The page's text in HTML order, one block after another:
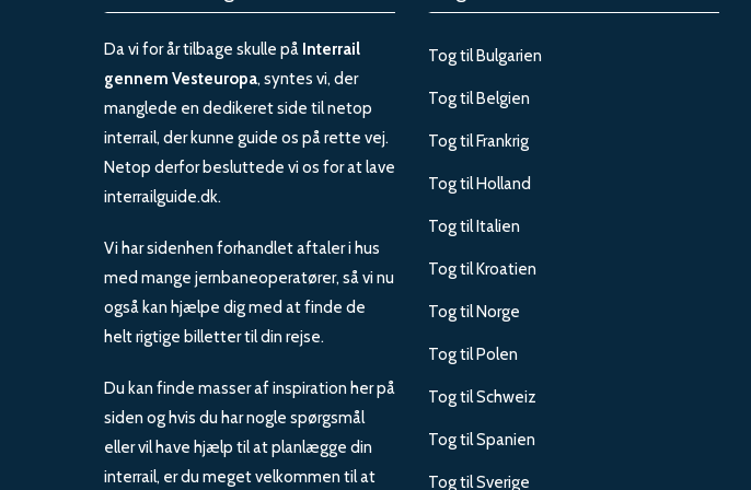
Da vi for år tilbage skulle på Interrail
gennem Vesteuropa, syntes vi, der
manglede en dedikeret side til netop
interrail, der kunne guide os på rette vej.
Netop derfor besluttede vi os for at lave
interrailguide.dk.
Vi har sidenhen forhandlet aftaler i hus
med mange jernbaneoperatører, så vi nu
også kan hjælpe dig med at finde de
helt rigtige billetter til din rejse.
Du kan finde masser af inspiration her på
siden og hvis du har nogle spørgsmål
eller vil have hjælp til at planlægge din
interrail, er du meget velkommen til at
Tog til Bulgarien
Tog til Belgien
Tog til Frankrig
Tog til Holland
Tog til Italien
Tog til Kroatien
Tog til Norge
Tog til Polen
Tog til Schweiz
Tog til Spanien
Tog til Sverige